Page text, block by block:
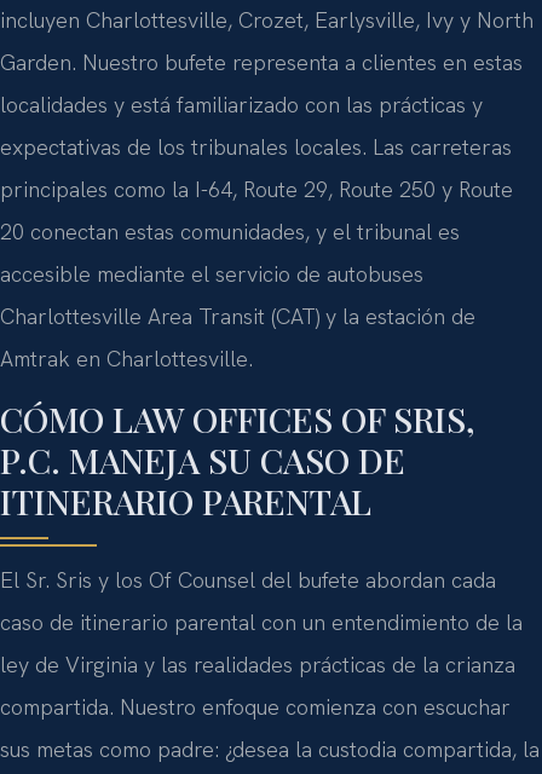
incluyen Charlottesville, Crozet, Earlysville, Ivy y North
Garden. Nuestro bufete representa a clientes en estas
localidades y está familiarizado con las prácticas y
expectativas de los tribunales locales. Las carreteras
principales como la I-64, Route 29, Route 250 y Route
20 conectan estas comunidades, y el tribunal es
accesible mediante el servicio de autobuses
Charlottesville Area Transit (CAT) y la estación de
Amtrak en Charlottesville.
CÓMO LAW OFFICES OF SRIS,
P.C. MANEJA SU CASO DE
ITINERARIO PARENTAL
El Sr. Sris y los Of Counsel del bufete abordan cada
caso de itinerario parental con un entendimiento de la
ley de Virginia y las realidades prácticas de la crianza
compartida. Nuestro enfoque comienza con escuchar
sus metas como padre: ¿desea la custodia compartida, la